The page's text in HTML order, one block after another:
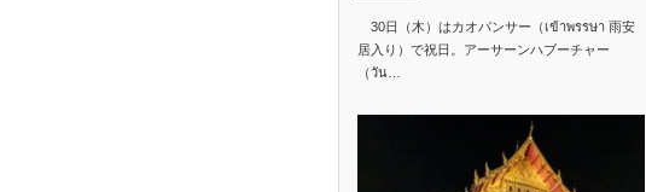
30日（木）はカオパンサー（เข้าพรรษา 雨安
居入り）で祝日。アーサーンハブーチャー
（วัน…